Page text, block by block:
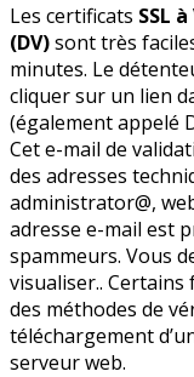
Les certificats SSL
(DV)sont très
minutes. Le
cliquer sur un lien
(également appelé
Cet e-mail de
des adresses
administrator@,
adresse e-mail est
spammeurs. Vous
visualiser..
des méthodes de
téléchargement
serveur web.